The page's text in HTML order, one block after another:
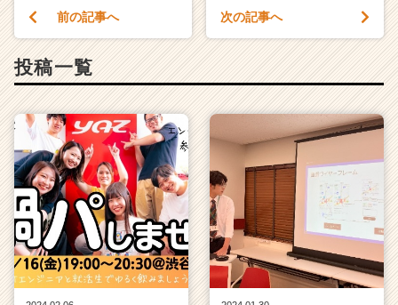
前の記事へ 次の記事へ
投稿一覧